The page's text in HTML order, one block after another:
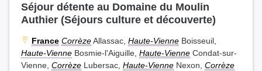
Séjour détente au Domaine du Moulin
Authier (Séjours culture et découverte)
France CorrèzeAllassac, Haute-Vienne Boisseuil,
Haute-Vienne Bosmie-l'Aiguille, Haute-Vienne Condat-sur-
Vienne, Corrèze Lubersac, Haute-Vienne Nexon, Corrèze